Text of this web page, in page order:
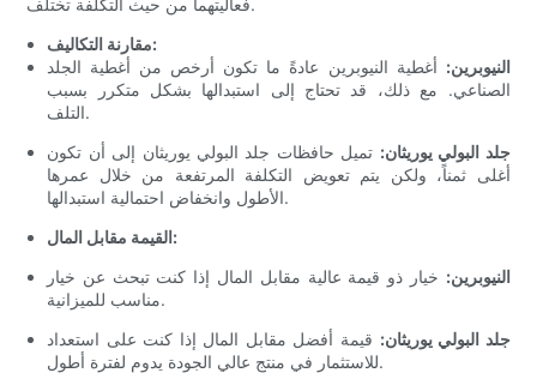
مقارنة التكاليف:
النيوبرين: أغطية النيوبرين عادةً ما تكون أرخص من أغطية الجلد
الصناعي. مع ذلك، قد تحتاج إلى استبدالها بشكل متكرر بسبب
التلف.
جلد البولي يوريثان: تميل حافظات جلد البولي يوريثان إلى أن تكون
أغلى ثمناً، ولكن يتم تعويض التكلفة المرتفعة من خلال عمرها
الأطول وانخفاض احتمالية استبدالها.
القيمة مقابل المال:
النيوبرين: خيار ذو قيمة عالية مقابل المال إذا كنت تبحث عن خيار
مناسب للميزانية.
جلد البولي يوريثان: قيمة أفضل مقابل المال إذا كنت على استعداد
للاستثمار في منتج عالي الجودة يدوم لفترة أطول.